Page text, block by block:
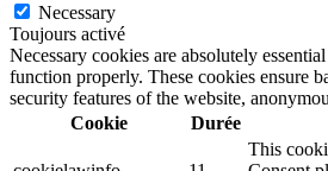
Necessary
Toujours activé
Necessary cookies are absolutely
function properly. These cookies ensure
security features of the website,
Cookie
Durée
This